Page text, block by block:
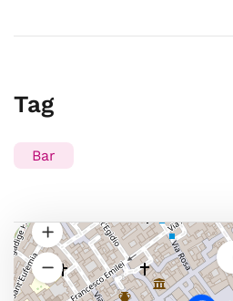
Tag
Bar